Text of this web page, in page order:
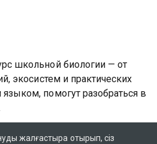
школьной биологии — от
экосистем и практических
помогут разобраться в
ол тегін және жоғары сапалы
жалғастыра отырып, сіз